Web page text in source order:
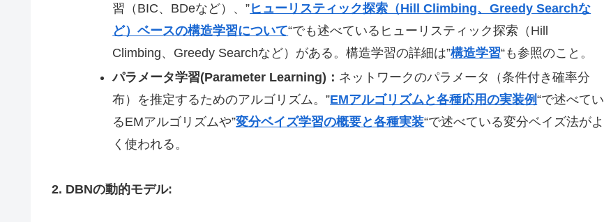
習（BIC、BDeなど）、”ヒューリスティック探索（Hill Climbing、Greedy Searchな
ど）ベースの構造学習について“でも述べているヒューリスティック探索（Hill
Climbing、Greedy Searchなど）がある。構造学習の詳細は”構造学習“も参照のこと。
パラメータ学習(Parameter Learning)： ネットワークのパラメータ（条件付き確率分
布）を推定するためのアルゴリズム。”EMアルゴリズムと各種応用の実装例“で述べてい
るEMアルゴリズムや”変分ベイズ学習の概要と各種実装“で述べている変分ベイズ法がよ
く使われる。
2. DBNの動的モデル: